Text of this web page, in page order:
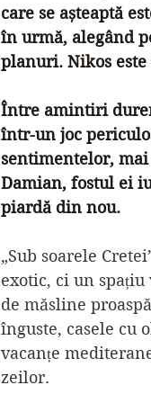
care se așteaptă
în urmă, alegând
planuri. Nikos
Între amintiri
într-un joc
sentimentelor, mai
Damian, fostul ei
piardă din nou.
„Sub soarele
exotic, ci un
de măsline
înguste, casele cu
vacanțe
zeilor.